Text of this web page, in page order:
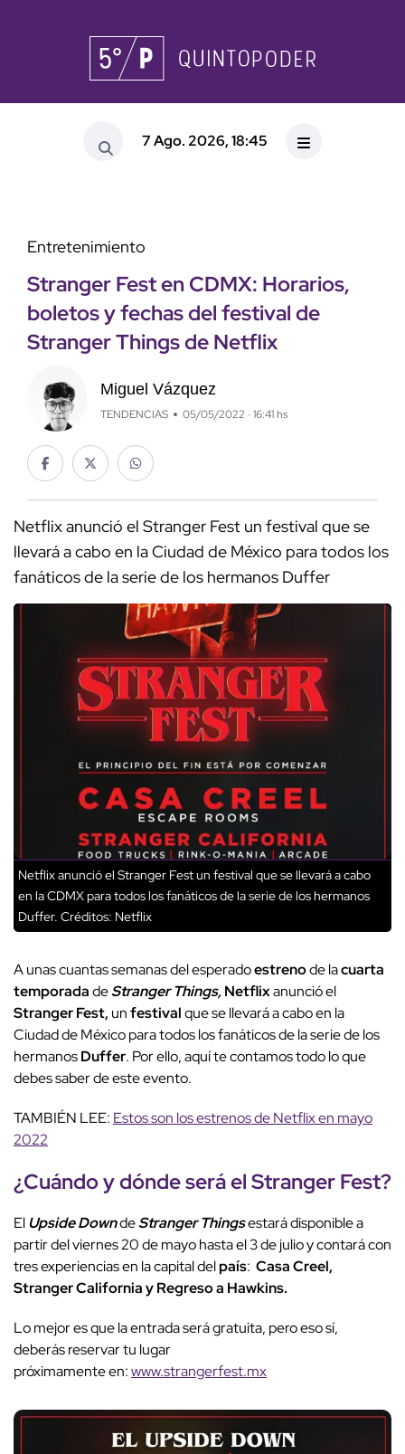
7 Ago. 2026, 18:45
Entretenimiento
Stranger Fest en CDMX: Horarios,
boletos y fechas del festival de
Stranger Things de Netflix
Miguel Vázquez
TENDENCIAS 05/05/2022 · 16:41 hs
Netflix anunció el Stranger Fest un festival que se
llevará a cabo en la Ciudad de México para todos los
fanáticos de la serie de los hermanos Duffer
Netflix anunció el Stranger Fest un festival que se llevará a cabo
en la CDMX para todos los fanáticos de la serie de los hermanos
Duffer. Créditos: Netflix
A unas cuantas semanas del esperadoestrenode lacuarta
temporadadeStranger Things,Netflixanunció el
Stranger Fest, unfestivalque se llevará a cabo en la
Ciudad de México para todos los fanáticos de la serie de los
hermanosDuffer. Por ello, aquí te contamos todo lo que
debes saber de este evento.
TAMBIÉN LEE: Estos son los estrenos de Netflix en mayo
2022
¿Cuándo y dónde será elStranger Fest?
El Upside DowndeStranger Thingsestará disponible a
partir del viernes 20 de mayo hasta el 3 de julio y contará con
tres experiencias en la capital delpaís: Casa Creel,
Stranger California y Regreso a Hawkins.
Lo mejor es que la entrada será gratuita, pero eso sí,
deberás reservar tu lugar
próximamente en:www.strangerfest.mx